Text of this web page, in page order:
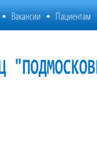
Вакансии Пациентам